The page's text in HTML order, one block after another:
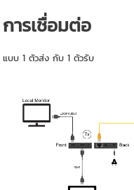
การเชื่อมต่อ
แบบ 1 ตัวส่ง กับ 1 ตัวรับ